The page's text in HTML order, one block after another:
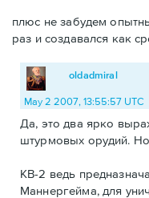
плюс не забудем
раз и создавался как
oldadmiral
May 2 2007, 13:55:57 UTC
Да, это два ярко
штурмовых орудий.
КВ-2 ведь
Маннергейма, для